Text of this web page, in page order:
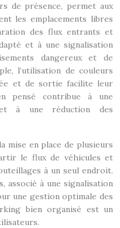
de présence, permet aux
les emplacements libres
des flux entrants et
et à une signalisation
dangereux et de
l’utilisation de couleurs
et de sortie facilite leur
pensé contribue à une
à une réduction des
mise en place de plusieurs
le flux de véhicules et
à un seul endroit.
associé à une signalisation
une gestion optimale des
bien organisé est un